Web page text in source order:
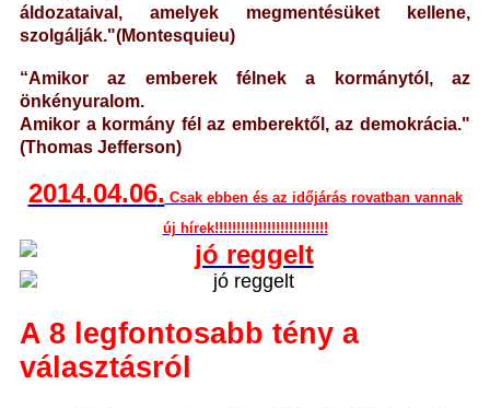
áldozataival, amelyek megmentésüket kellene,
szolgálják."(Montesquieu)
“Amikor az emberek félnek a kormánytól, az
önkényuralom.
Amikor a kormány fél az emberektől, az demokrácia."
(Thomas Jefferson)
2014.04.06. Csak ebben és az időjárás rovatban vannak
új hírek!!!!!!!!!!!!!!!!!!!!!!!!!!
A 8 legfontosabb tény a
választásról